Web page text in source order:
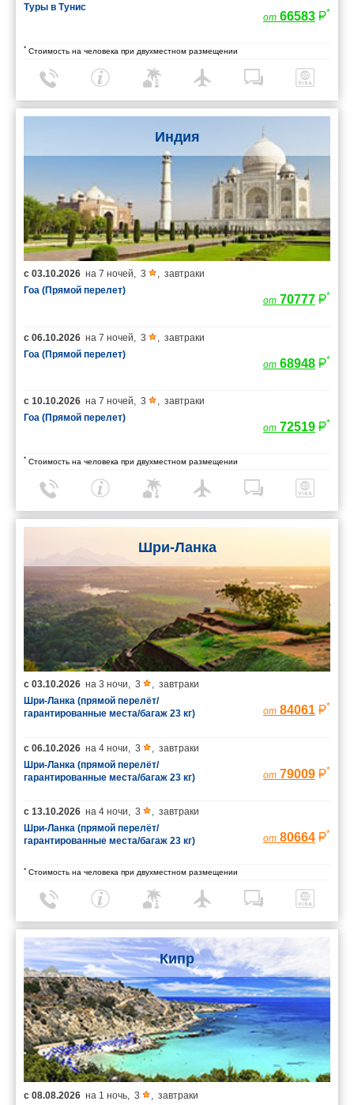
Туры в Тунис
от 66583 *
* Стоимость на человека при двухместном размещении
Индия
с 03.10.2026 на 7 ночей, 3 , завтраки
Гоа (Прямой перелет)
от 70777 *
с 06.10.2026 на 7 ночей, 3 , завтраки
Гоа (Прямой перелет)
от 68948 *
с 10.10.2026 на 7 ночей, 3 , завтраки
Гоа (Прямой перелет)
от 72519 *
* Стоимость на человека при двухместном размещении
Шри-Ланка
с 03.10.2026 на 3 ночи, 3 , завтраки
Шри-Ланка (прямой перелёт/
гарантированные места/багаж 23 кг)
от 84061 *
с 06.10.2026 на 4 ночи, 3 , завтраки
Шри-Ланка (прямой перелёт/
гарантированные места/багаж 23 кг)
от 79009 *
с 13.10.2026 на 4 ночи, 3 , завтраки
Шри-Ланка (прямой перелёт/
гарантированные места/багаж 23 кг)
от 80664 *
* Стоимость на человека при двухместном размещении
Кипр
с 08.08.2026 на 1 ночь 3
завтраки